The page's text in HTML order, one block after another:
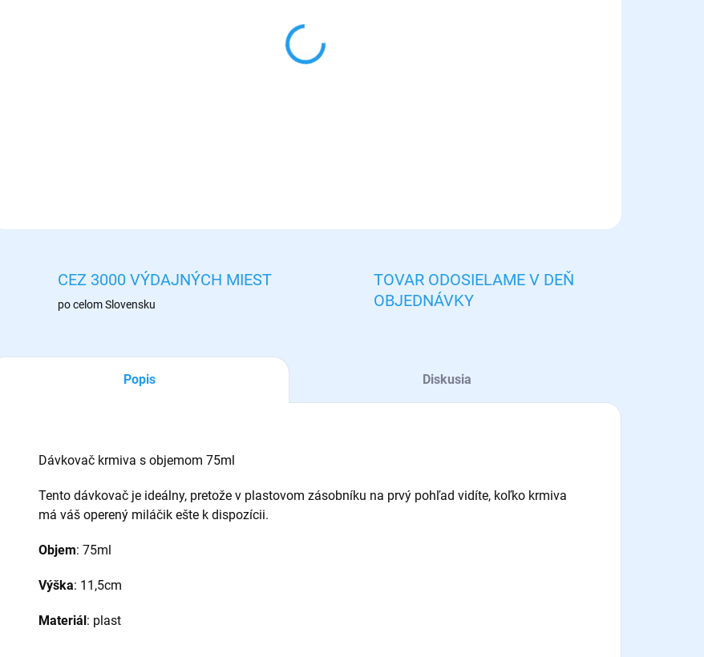
CEZ 3000 VÝDAJNÝCH MIEST
po celom Slovensku
TOVAR ODOSIELAME V DEŇ
OBJEDNÁVKY
Popis Diskusia
Dávkovač krmiva s objemom 75ml
Tento dávkovač je ideálny, pretože v plastovom zásobníku na prvý pohľad vidíte, koľko krmiva
má váš operený miláčik ešte k dispozícii.
Objem: 75ml
Výška: 11,5cm
Materiál: plast